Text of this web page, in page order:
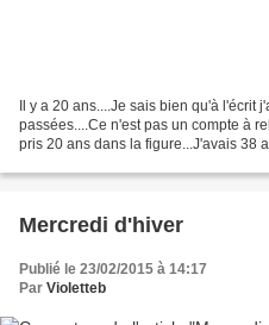
Il y a 20 ans....Je sais bien qu'à l'écrit
passées....Ce n'est pas un compte à
pris 20 ans dans la figure...J'avais 38
Mercredi d'hiver
Publié le 23/02/2015 à 14:17
Par Violetteb